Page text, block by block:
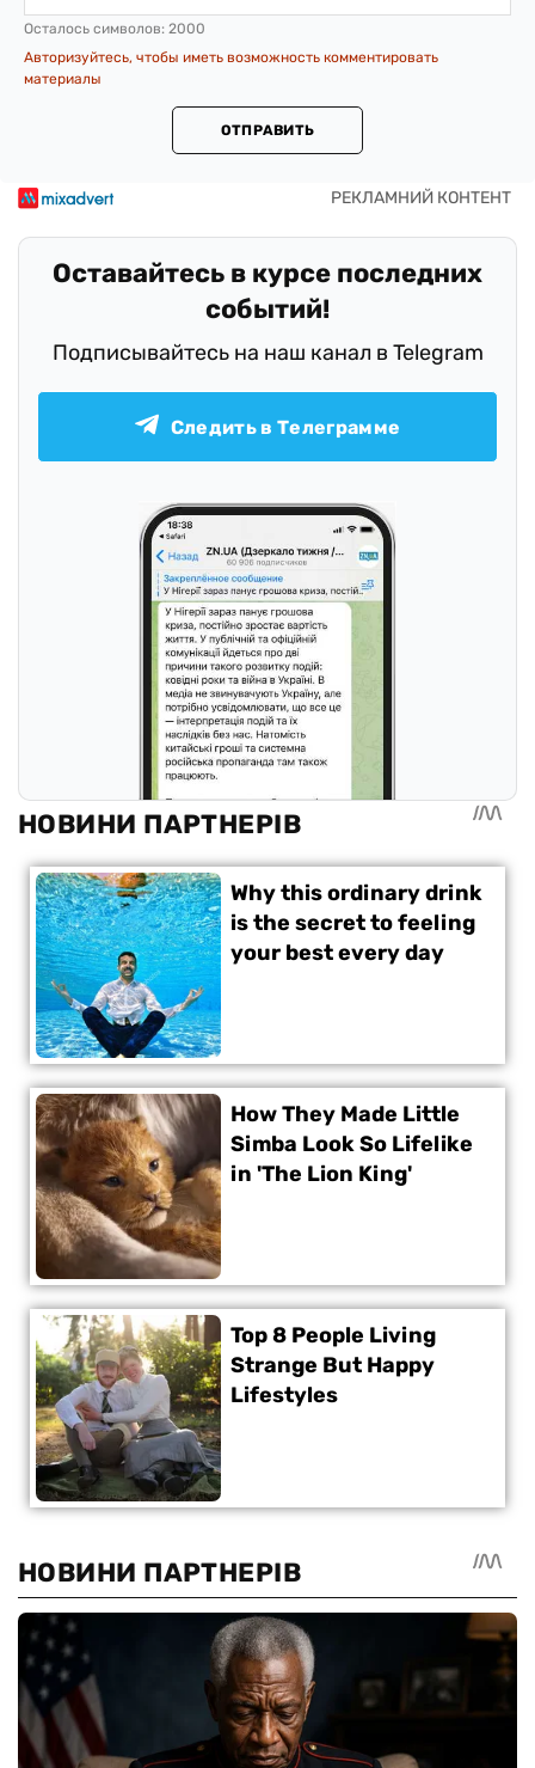
Осталось символов: 2000
Авторизуйтесь, чтобы иметь возможность комментировать
материалы
ОТПРАВИТЬ
Оставайтесь в курсе последних
событий!
Подписывайтесь на наш канал в Telegram
Следить в Телеграмме